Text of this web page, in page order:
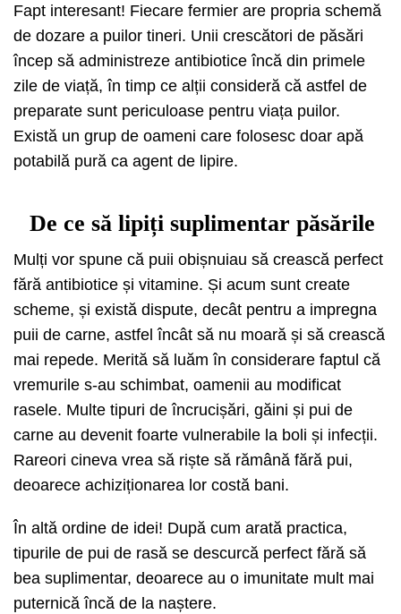
Fapt interesant! Fiecare fermier are propria schemă
de dozare a puilor tineri. Unii crescători de păsări
încep să administreze antibiotice încă din primele
zile de viață, în timp ce alții consideră că astfel de
preparate sunt periculoase pentru viața puilor.
Există un grup de oameni care folosesc doar apă
potabilă pură ca agent de lipire.
De ce să lipiți suplimentar păsările
Mulți vor spune că puii obișnuiau să crească perfect
fără antibiotice și vitamine. Și acum sunt create
scheme, și există dispute, decât pentru a impregna
puii de carne, astfel încât să nu moară și să crească
mai repede. Merită să luăm în considerare faptul că
vremurile s-au schimbat, oamenii au modificat
rasele. Multe tipuri de încrucișări, găini și pui de
carne au devenit foarte vulnerabile la boli și infecții.
Rareori cineva vrea să riște să rămână fără pui,
deoarece achiziționarea lor costă bani.
În altă ordine de idei! După cum arată practica,
tipurile de pui de rasă se descurcă perfect fără să
bea suplimentar, deoarece au o imunitate mult mai
puternică încă de la naștere.